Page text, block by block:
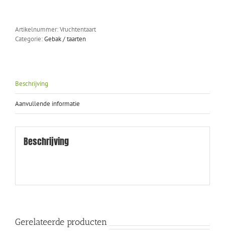
Artikelnummer:Vruchtentaart
Categorie:Gebak / taarten
Beschrijving
Aanvullende informatie
Beschrijving
Gerelateerde producten